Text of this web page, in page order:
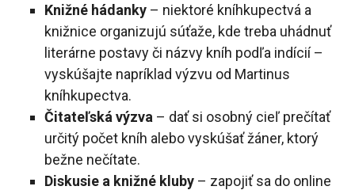
Knižné hádanky – niektoré kníhkupectvá a
knižnice organizujú súťaže, kde treba uhádnuť
literárne postavy či názvy kníh podľa indícií –
vyskúšajte napríklad výzvu od Martinus
kníhkupectva.
Čitateľská výzva – dať si osobný cieľ prečítať
určitý počet kníh alebo vyskúšať žáner, ktorý
bežne nečítate.
Diskusie a knižné kluby – zapojiť sa do online